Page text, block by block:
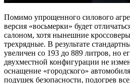
Помимо упрощенного силового
версия «восьмерки» будет
салоном, хотя нынешние кроссоверы
трехрядные. В результате
увеличен со 193 до 889 литров, но
двухместной конфигурации не
оснащение «городского»
подушек безопасности, подогрев